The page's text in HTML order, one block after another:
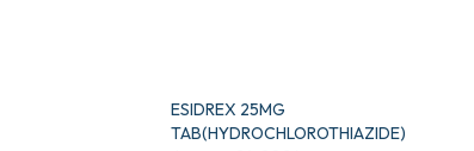
ESIDREX 25MG
TAB(HYDROCHLOROTHIAZIDE)